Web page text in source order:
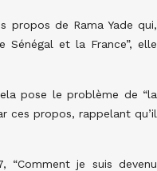
propos de Rama Yade qui,
Sénégal et la France”, elle
pose le problème de “la
ces propos, rappelant qu’il
je suis devenu